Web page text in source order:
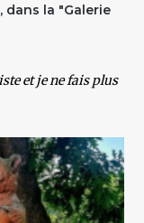
dans la "Galerie
et je ne fais plus